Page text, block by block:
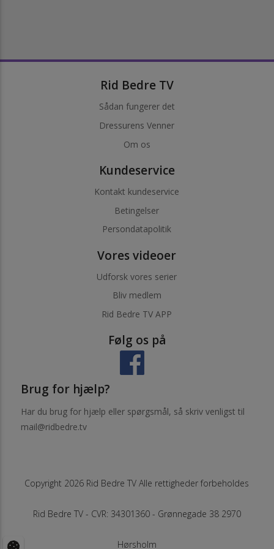
Rid Bedre TV
Sådan fungerer det
Dressurens Venner
Om os
Kundeservice
Kontakt kundeservice
Betingelser
Persondatapolitik
Vores videoer
Udforsk vores serier
Bliv medlem
Rid Bedre TV APP
Følg os på
Brug for hjælp?
Har du brug for hjælp eller spørgsmål, så skriv venligst til
mail@ridbedre.tv
Copyright 2026 Rid Bedre TV Alle rettigheder forbeholdes
Rid Bedre TV - CVR: 34301360 - Grønnegade 38 2970
Hørsholm